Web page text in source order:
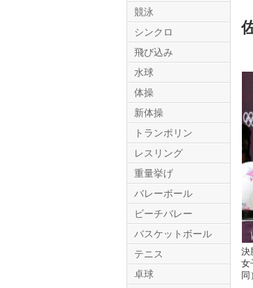
決
女
同
競泳
シンクロ
飛び込み
水球
体操
新体操
トランポリン
レスリング
重量挙げ
バレーボール
ビーチバレー
バスケットボール
テニス
卓球
Twitter.com